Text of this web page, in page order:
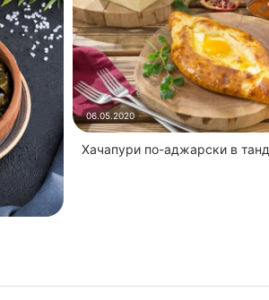
06.05.2020
Хачапури по-аджарски в